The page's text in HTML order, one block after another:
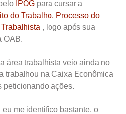
IPOG para cursar a
do Trabalho, Processo do
, logo após sua
OAB.
área trabalhista veio ainda no
trabalhou na Caixa Econômica
peticionando ações.
eu me identifico bastante, o